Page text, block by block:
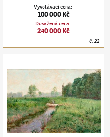
Vyvolávací cena:
100 000 Kč
Dosažená cena:
240 000 Kč
č.22